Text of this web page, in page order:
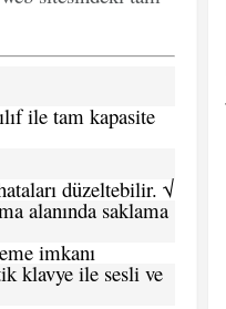
ile tam kapasite
düzeltebilir. √
alanında saklama
imkanı
klavye ile sesli ve